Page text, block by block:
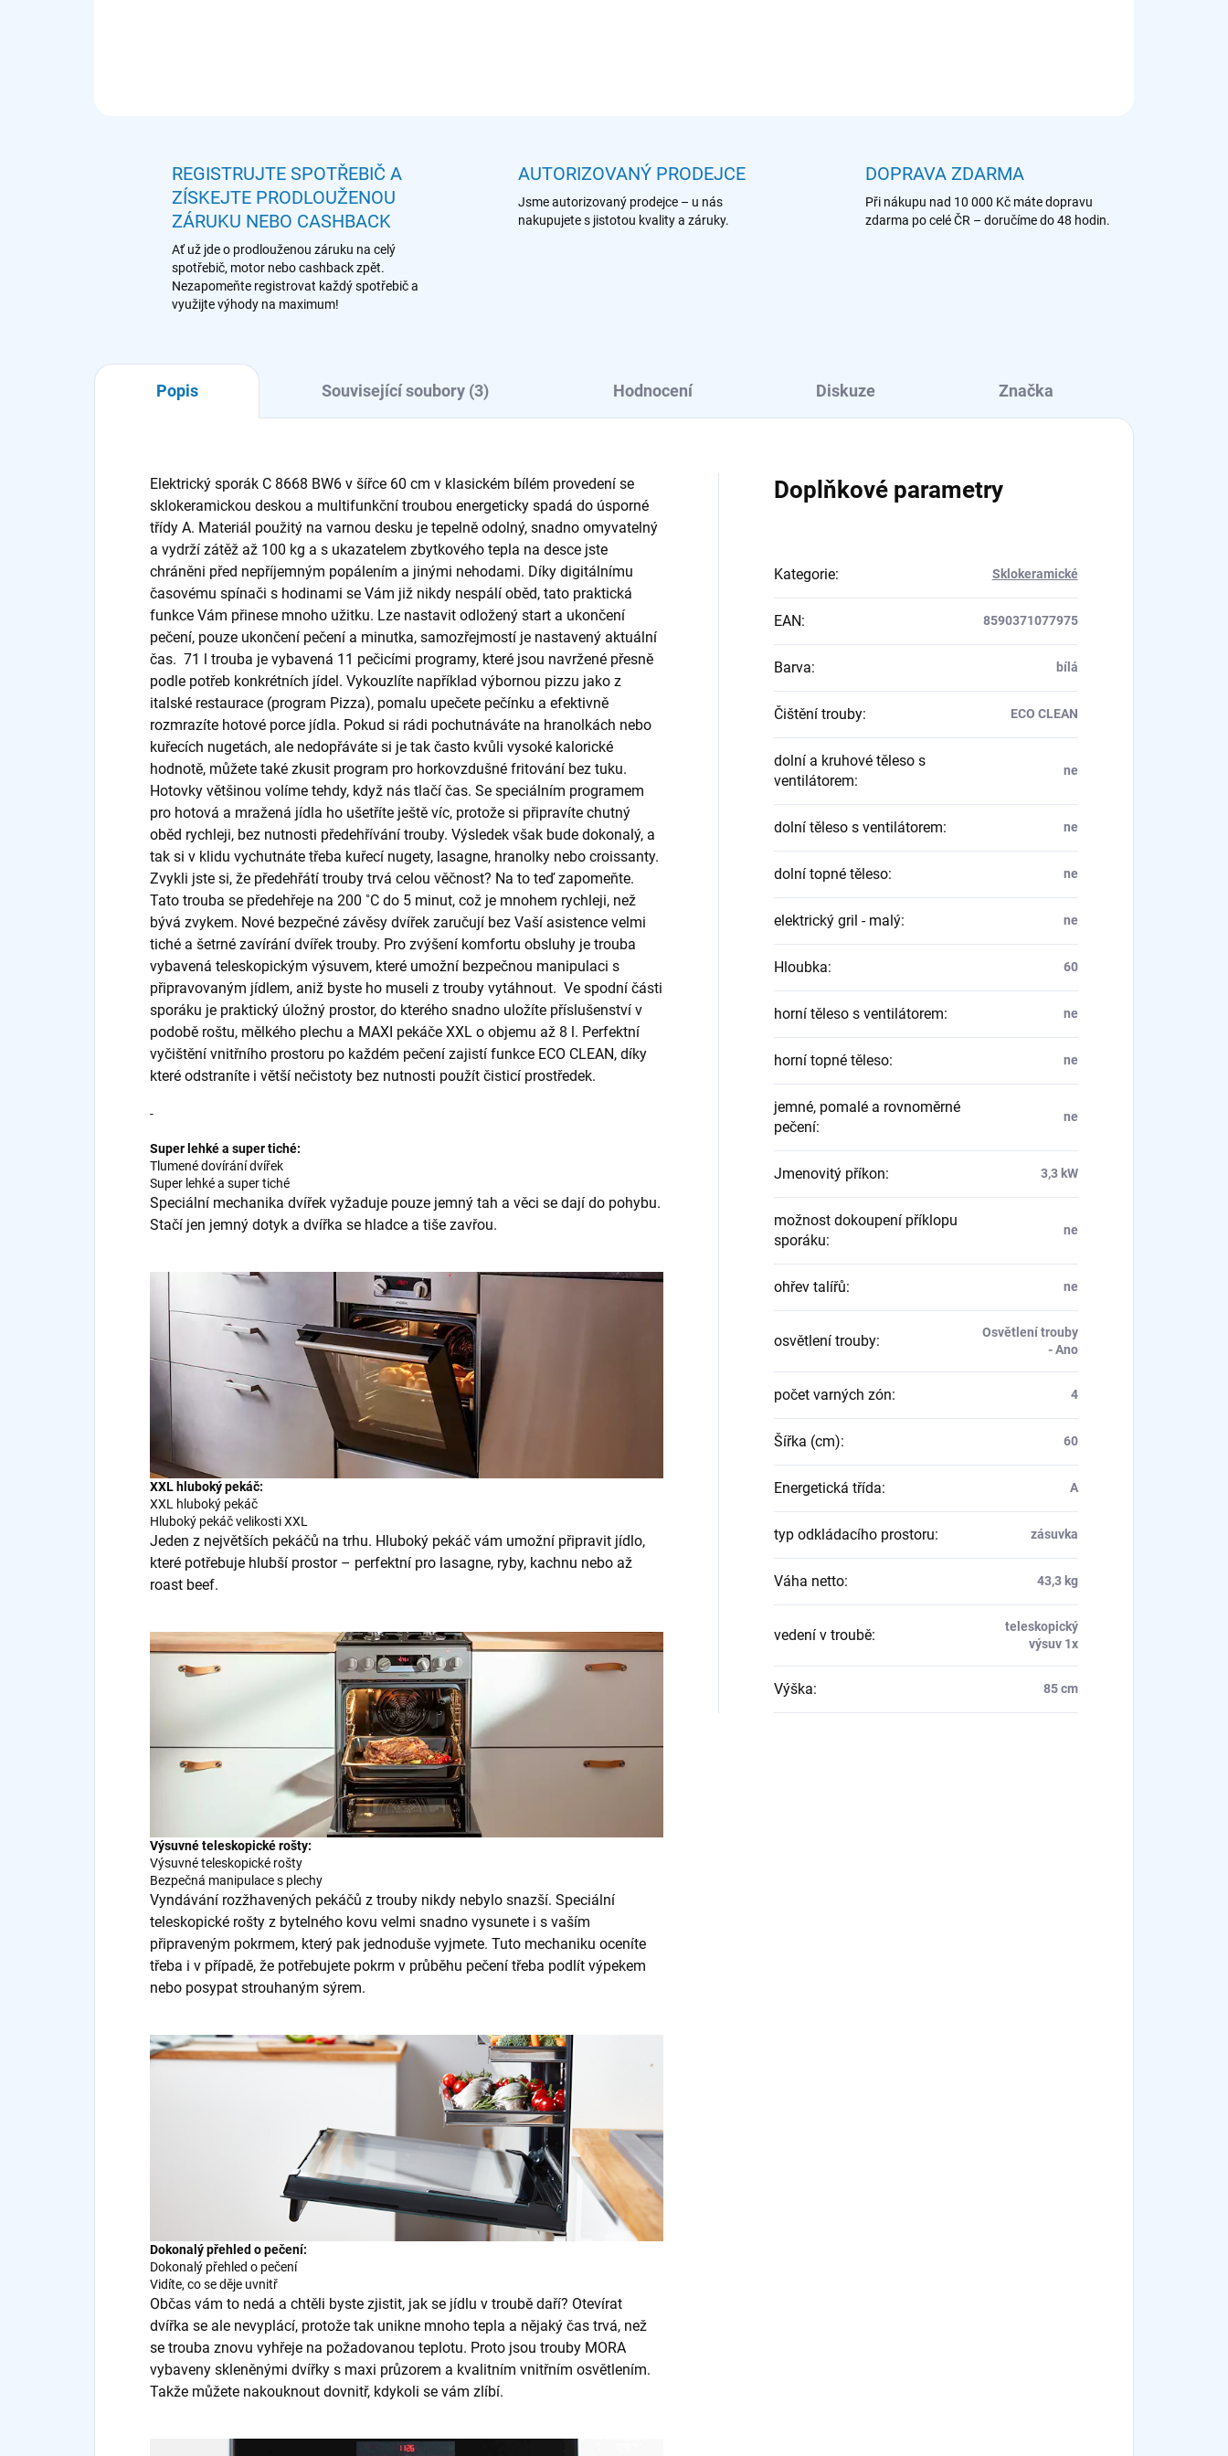
REGISTRUJTE SPOTŘEBIČ A
ZÍSKEJTE PRODLOUŽENOU
ZÁRUKU NEBO CASHBACK
Ať už jde o prodlouženou záruku na celý
spotřebič, motor nebo cashback zpět.
Nezapomeňte registrovat každý spotřebič a
využijte výhody na maximum!
AUTORIZOVANÝ PRODEJCE
Jsme autorizovaný prodejce – u nás
nakupujete s jistotou kvality a záruky.
DOPRAVA ZDARMA
Při nákupu nad 10 000 Kč máte dopravu
zdarma po celé ČR – doručíme do 48 hodin.
Popis Související soubory (3) Hodnocení Diskuze Značka
Elektrický sporák C 8668 BW6 v šířce 60 cm v klasickém bílém provedení se
sklokeramickou deskou a multifunkční troubou energeticky spadá do úsporné
třídy A. Materiál použitý na varnou desku je tepelně odolný, snadno omyvatelný
a vydrží zátěž až 100 kg a s ukazatelem zbytkového tepla na desce jste
chráněni před nepříjemným popálením a jinými nehodami. Díky digitálnímu
časovému spínači s hodinami se Vám již nikdy nespálí oběd, tato praktická
funkce Vám přinese mnoho užitku. Lze nastavit odložený start a ukončení
pečení, pouze ukončení pečení a minutka, samozřejmostí je nastavený aktuální
čas. 71 l trouba je vybavená 11 pečicími programy, které jsou navržené přesně
podle potřeb konkrétních jídel. Vykouzlíte například výbornou pizzu jako z
italské restaurace (program Pizza), pomalu upečete pečínku a efektivně
rozmrazíte hotové porce jídla. Pokud si rádi pochutnáváte na hranolkách nebo
kuřecích nugetách, ale nedopřáváte si je tak často kvůli vysoké kalorické
hodnotě, můžete také zkusit program pro horkovzdušné fritování bez tuku.
Hotovky většinou volíme tehdy, když nás tlačí čas. Se speciálním programem
pro hotová a mražená jídla ho ušetříte ještě víc, protože si připravíte chutný
oběd rychleji, bez nutnosti předehřívání trouby. Výsledek však bude dokonalý, a
tak si v klidu vychutnáte třeba kuřecí nugety, lasagne, hranolky nebo croissanty.
Zvykli jste si, že předehřátí trouby trvá celou věčnost? Na to teď zapomeňte.
Tato trouba se předehřeje na 200 ˚C do 5 minut, což je mnohem rychleji, než
bývá zvykem. Nové bezpečné závěsy dvířek zaručují bez Vaší asistence velmi
tiché a šetrné zavírání dvířek trouby. Pro zvýšení komfortu obsluhy je trouba
vybavená teleskopickým výsuvem, které umožní bezpečnou manipulaci s
připravovaným jídlem, aniž byste ho museli z trouby vytáhnout. Ve spodní části
sporáku je praktický úložný prostor, do kterého snadno uložíte příslušenství v
podobě roštu, mělkého plechu a MAXI pekáče XXL o objemu až 8 l. Perfektní
vyčištění vnitřního prostoru po každém pečení zajistí funkce ECO CLEAN, díky
které odstraníte i větší nečistoty bez nutnosti použít čisticí prostředek.
-
Super lehké a super tiché:
Tlumené dovírání dvířek
Super lehké a super tiché
Speciální mechanika dvířek vyžaduje pouze jemný tah a věci se dají do pohybu.
Stačí jen jemný dotyk a dvířka se hladce a tiše zavřou.
XXL hluboký pekáč:
XXL hluboký pekáč
Hluboký pekáč velikosti XXL
Jeden z největších pekáčů na trhu. Hluboký pekáč vám umožní připravit jídlo,
které potřebuje hlubší prostor – perfektní pro lasagne, ryby, kachnu nebo až
roast beef.
Výsuvné teleskopické rošty:
Výsuvné teleskopické rošty
Bezpečná manipulace s plechy
Vyndávání rozžhavených pekáčů z trouby nikdy nebylo snazší. Speciální
teleskopické rošty z bytelného kovu velmi snadno vysunete i s vaším
připraveným pokrmem, který pak jednoduše vyjmete. Tuto mechaniku oceníte
třeba i v případě, že potřebujete pokrm v průběhu pečení třeba podlít výpekem
nebo posypat strouhaným sýrem.
Dokonalý přehled o pečení:
Dokonalý přehled o pečení
Vidíte, co se děje uvnitř
Občas vám to nedá a chtěli byste zjistit, jak se jídlu v troubě daří? Otevírat
dvířka se ale nevyplácí, protože tak unikne mnoho tepla a nějaký čas trvá, než
se trouba znovu vyhřeje na požadovanou teplotu. Proto jsou trouby MORA
vybaveny skleněnými dvířky s maxi průzorem a kvalitním vnitřním osvětlením.
Takže můžete nakouknout dovnitř, kdykoli se vám zlíbí.
Doplňkové parametry
Kategorie: Sklokeramické
EAN: 8590371077975
Barva: bílá
Čištění trouby: ECO CLEAN
dolní a kruhové těleso s
ventilátorem:
ne
dolní těleso s ventilátorem: ne
dolní topné těleso: ne
elektrický gril - malý: ne
Hloubka: 60
horní těleso s ventilátorem: ne
horní topné těleso: ne
jemné, pomalé a rovnoměrné
pečení:
ne
Jmenovitý příkon: 3,3 kW
možnost dokoupení příklopu
sporáku:
ne
ohřev talířů: ne
osvětlení trouby:
Osvětlení trouby
- Ano
počet varných zón: 4
Šířka (cm): 60
Energetická třída: A
typ odkládacího prostoru: zásuvka
Váha netto: 43,3 kg
vedení v troubě:
teleskopický
výsuv 1x
Výška: 85 cm